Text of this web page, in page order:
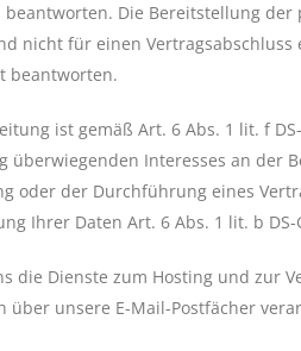
Die Bereitstellung
nicht für einen
beantworten.
ist gemäß Art. 6 Abs. 1 lit. f
überwiegenden Interesses an der
oder der Durchführung eines
Ihrer Daten Art. 6 Abs. 1 lit. b DS-
die Dienste zum Hosting und zur
über unsere E-Mail-Postfächer